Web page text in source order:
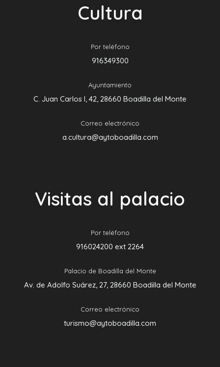
Cultura
Por teléfono
916349300
Ayuntamiento
C. Juan Carlos I, 42, 28660 Boadilla del Monte
Correo electrónico
a.cultura@aytoboadilla.com
Visitas al palacio
Por teléfono
916024200 ext 2264
Palacio de Boadilla del Monte
Av. de Adolfo Suárez, 27, 28660 Boadilla del Monte
Correo electrónico
turismo@aytoboadilla.com